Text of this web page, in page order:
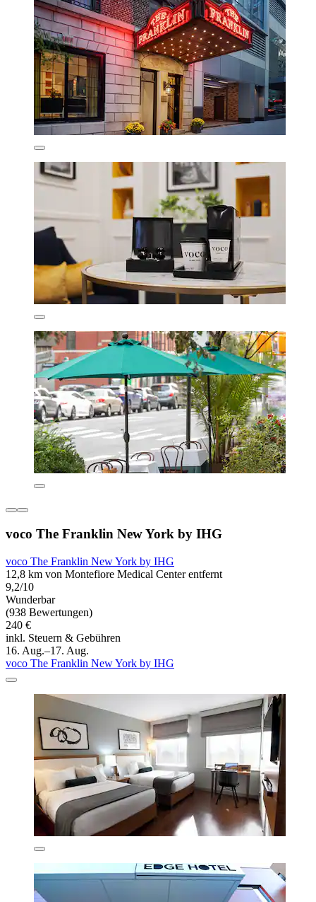
voco The Franklin New York by IHG
voco The Franklin New York by IHG
12,8 km von Montefiore Medical Center entfernt
9,2/10
Wunderbar
(938 Bewertungen)
240 €
inkl. Steuern & Gebühren
16. Aug.–17. Aug.
voco The Franklin New York by IHG